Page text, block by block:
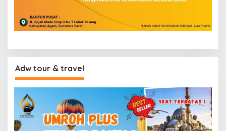
Adw tour & travel